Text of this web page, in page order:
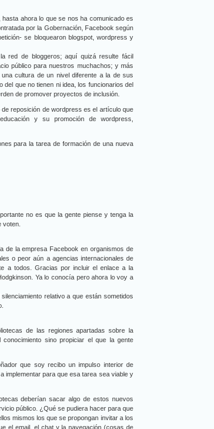
ahora lo que se nos ha comunicado es
por la Gobernación, Facebook según
se bloquearon blogspot, wordpress y
red de bloggeros; aquí quizá resulte fácil
público para nuestros muchachos; y más
cultura de un nivel diferente a la de sus
que no tienen ni idea, los funcionarios del
de promover proyectos de inclusión.
reposición de wordpress es el artículo que
y su promoción de wordpress,
para la tarea de formación de una nueva
no es que la gente piense y tenga la
voten.
de la empresa Facebook en organismos de
o peor aún a agencias internacionales de
a todos. Gracias por incluir el enlace a la
Ya lo conocía pero ahora lo voy a
relativo a que están sometidos
de las regiones apartadas sobre la
sino propiciar el que la gente
que soy recibo un impulso interior de
implementar para que esa tarea sea viable y
deberían sacar algo de estos nuevos
público. ¿Qué se pudiera hacer para que
mismos los que se propongan invitar a los
el email, el chat y la navegación (cosas de